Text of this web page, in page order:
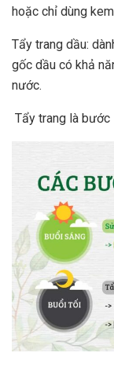
hoặc chỉ dùng
Tẩy trang dầu:
gốc dầu có khả
nước.
Tẩy trang là bước